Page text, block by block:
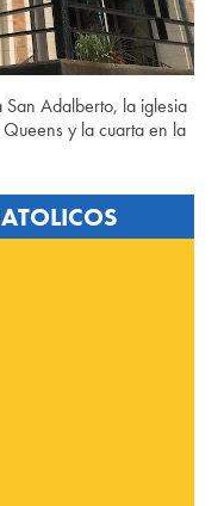
San Adalberto, la iglesia
y la cuarta en la